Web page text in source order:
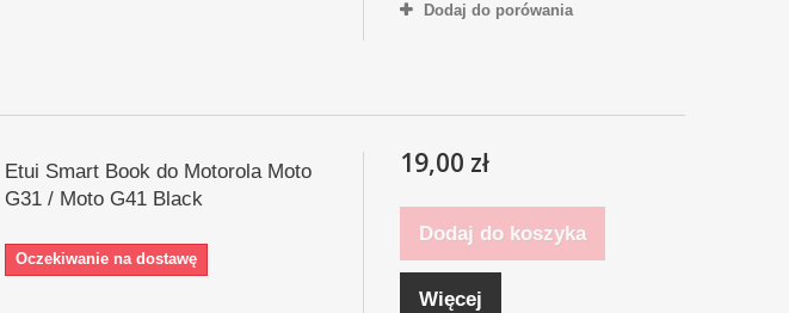
Dodaj do porówania
Etui Smart Book do Motorola Moto
G31 / Moto G41 Black
Oczekiwanie na dostawę
19,00 zł
Dodaj do koszyka
Więcej